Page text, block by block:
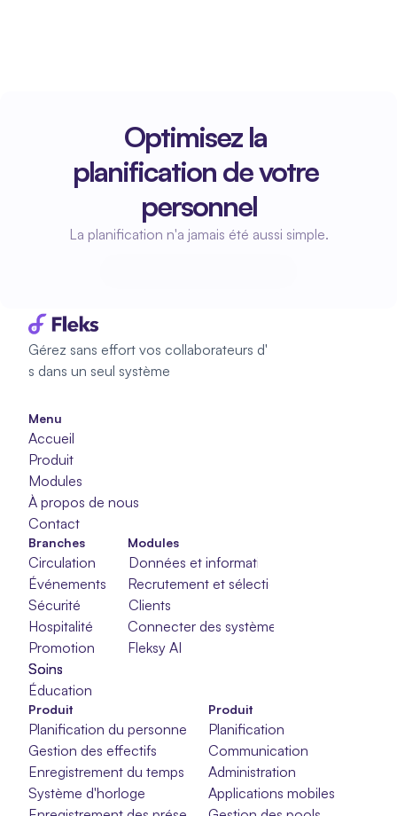
Optimisez la
planification de votre
personnel
La planification n'a jamais été aussi simple.
Gérez sans effort vos collaborateurs d'
s dans un seul système
Menu
Accueil
Produit
Modules
À propos de nous
Contact
Modules
Données et informations
Recrutement et sélection
Clients
Connecter des systèmes
Fleksy AI
Branches
Circulation
Événements
Sécurité
Hospitalité
Promotion
Soins
Soins
Soins
Éducation
Produit
Planification du personnel
Gestion des effectifs
Enregistrement du temps
Système d'horloge
Planification
Communication
Administration
Applications mobiles
Produit